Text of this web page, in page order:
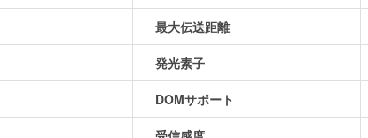
最大伝送距離
発光素子
DOMサポート